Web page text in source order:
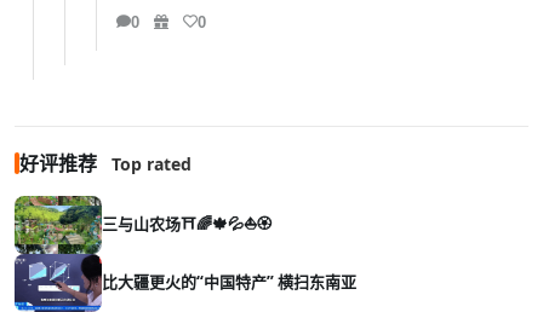
0 0
好评推荐 Top rated
三与山农场⛩️🌈🍁💦⛵🏵️
比大疆更火的“中国特产” 横扫东南亚